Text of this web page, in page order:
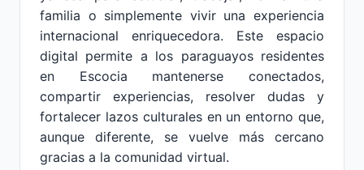
familia o simplemente vivir una experiencia
internacional enriquecedora. Este espacio
digital permite a los paraguayos residentes
en Escocia mantenerse conectados,
compartir experiencias, resolver dudas y
fortalecer lazos culturales en un entorno que,
aunque diferente, se vuelve más cercano
gracias a la comunidad virtual.